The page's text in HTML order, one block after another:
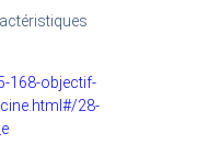
168-objectif-
28-